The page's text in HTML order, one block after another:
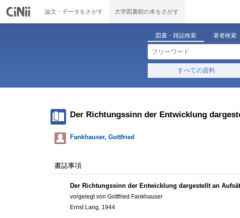
論文・データをさがす 大学図書館の本をさがす
図書・雑誌検索 著者検索
すべての資料
Der Richtungssinn der Entwicklung
Fankhauser, Gottfried
書誌事項
Der Richtungssinn der Entwicklung dargestellt an
vorgelegt von Gottfried Fankhauser
Ernst Lang, 1944